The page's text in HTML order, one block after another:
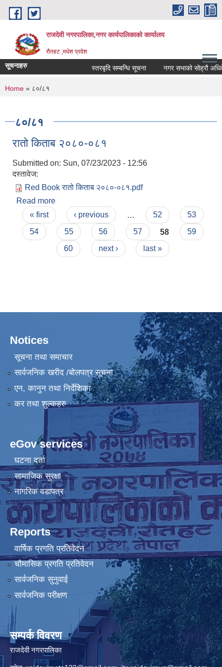
Skip to main content
राजदेवी नगरपालिका,नगर कार्यपालिकाको कार्यालय
रौतहट ,मधेश प्रदेश
सूचनाहरु स्तरबृदि सम्बन्धि सूचना नगर सभाको सोह्रौ
You are here
Home » ८०/८१
८०/८१
रातो किताब २०८०-०८१
Submitted on: Sun, 07/23/2023 - 12:56
दस्तावेज:
Red Book रातो किताब २०८०-०८१.pdf
Read more
Pages
« first ‹ previous 52
53
54
55 56 57 58
59
60
next › last »
Notices
सूचना तथा समाचार
सार्वजनिक खरीद /बोलपत्र सूचना
एन, कानुन तथा निर्देशिका
कर तथा शुल्कहरु
eGov services
घटना दर्ता
सामाजिक सुरक्षा
नागरिक वडापत्र
Reports
वार्षिक प्रगति प्रतिवेदन
चौमासिक प्रगति प्रतिवेदन
सार्वजनिक सुनुवाई
सार्वजनिक परीक्षण
सम्पर्क विवरण
राजदेवी नगरपालिका